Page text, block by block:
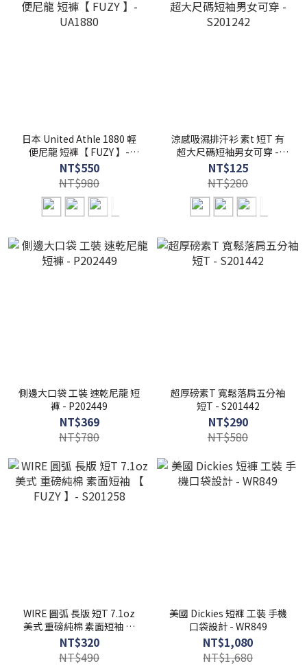
日本 United Athle 1880 輕
便尼龍 短褲【 FUZY 】-
UA1880
NT$550
NT$980
涼感吸濕排汗衫 素t 短T 有
超大尺碼短袖男女可穿 -
S201242
NT$125
NT$280
側邊大口袋 工裝 速乾尼龍 短
褲 - P202449
NT$369
NT$780
超厚磅素T 寬鬆落肩五分袖
短T - S201442
NT$290
NT$580
WIRE 圓弧 長版 短T 7.1oz
美式 重磅純棉 素面短袖 【
FUZY 】- S201258
NT$320
NT$490
美國 Dickies 短褲 工裝 手機
口袋設計 - WR849
NT$1,080
NT$1,680